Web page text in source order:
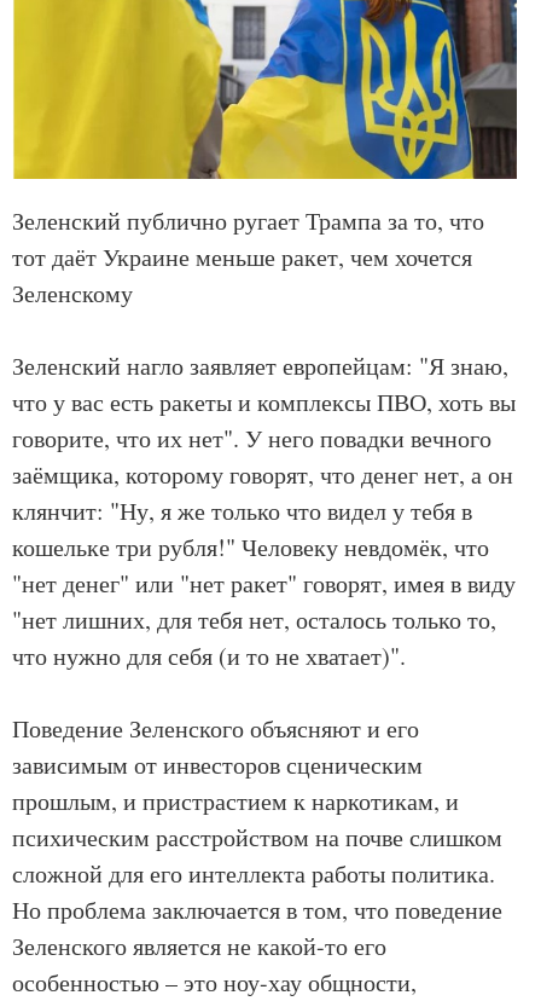
Зеленский публично ругает Трампа за то, что
тот даёт Украине меньше ракет, чем хочется
Зеленскому
Зеленский нагло заявляет европейцам: "Я знаю,
что у вас есть ракеты и комплексы ПВО, хоть вы
говорите, что их нет". У него повадки вечного
заёмщика, которому говорят, что денег нет, а он
клянчит: "Ну, я же только что видел у тебя в
кошельке три рубля!" Человеку невдомёк, что
"нет денег" или "нет ракет" говорят, имея в виду
"нет лишних, для тебя нет, осталось только то,
что нужно для себя (и то не хватает)".
Поведение Зеленского объясняют и его
зависимым от инвесторов сценическим
прошлым, и пристрастием к наркотикам, и
психическим расстройством на почве слишком
сложной для его интеллекта работы политика.
Но проблема заключается в том, что поведение
Зеленского является не какой-то его
особенностью – это ноу-хау общности,